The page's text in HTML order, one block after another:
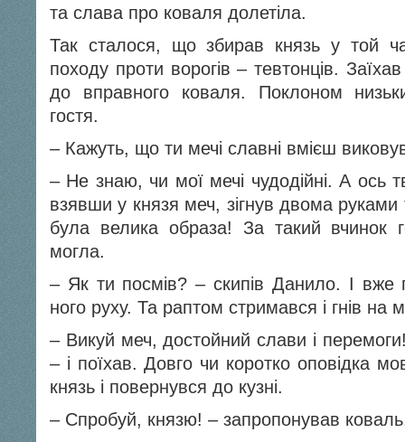
та слава про коваля долетіла.
Так сталося, що збирав князь у той
походу проти ворогів – тевтонців.
до вправного коваля. Поклоном
гостя.
– Кажуть, що ти мечі славні вмієш
– Не знаю, чи мої мечі чудодійні. А ось
взявши у князя меч, зігнув двома
була велика образа! За такий вчинок
могла.
– Як ти посмів? – скипів Данило. І
ного руху. Та раптом стримався і гнів на
– Викуй меч, достойний слави і
– і поїхав. Довго чи коротко оповідка
князь і повернувся до кузні.
– Спробуй, князю! – запропонував